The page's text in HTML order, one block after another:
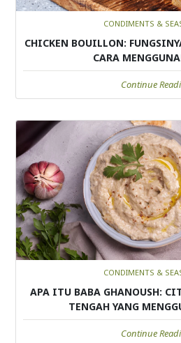
CONDIMENTS &
CHICKEN BOUILLON:
CARA
Continue
CONDIMENTS &
APA ITU BABA GHANOUSH:
TENGAH YANG
Continue